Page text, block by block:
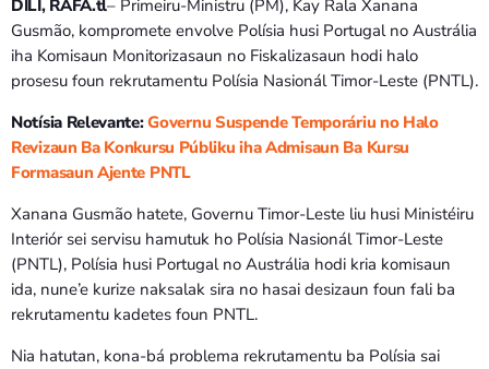
DILI, RAFA.tl– Primeiru-Ministru (PM), Kay Rala Xanana
Gusmão, kompromete envolve Polísia husi Portugal no Austrália
iha Komisaun Monitorizasaun no Fiskalizasaun hodi halo
prosesu foun rekrutamentu Polísia Nasionál Timor-Leste (PNTL).
Notísia Relevante:Governu Suspende Temporáriu no Halo
Revizaun Ba Konkursu Públiku iha Admisaun Ba Kursu
Formasaun Ajente PNTL
Xanana Gusmão hatete, Governu Timor-Leste liu husi Ministéiru
Interiór sei servisu hamutuk ho Polísia Nasionál Timor-Leste
(PNTL), Polísia husi Portugal no Austrália hodi kria komisaun
ida, nune’e kurize naksalak sira no hasai desizaun foun fali ba
rekrutamentu kadetes foun PNTL.
Nia hatutan, kona-bá problema rekrutamentu ba Polísia sai